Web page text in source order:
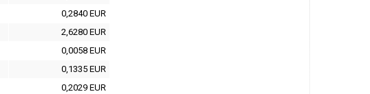
0,2840 EUR
2,6280 EUR
0,0058 EUR
0,1335 EUR
0,2029 EUR